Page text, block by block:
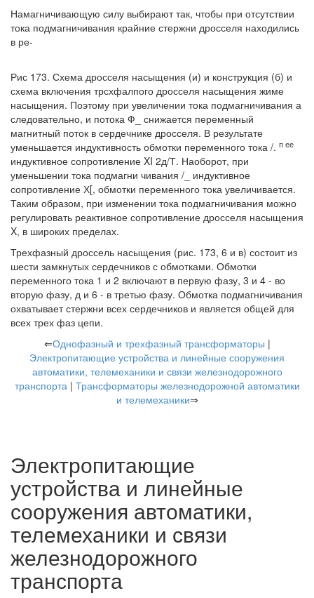
Намагничивающую силу выбирают так, чтобы при отсутствии
тока подмагничивания крайние стержни дросселя находились
в ре-
Рис 173. Схема дросселя насыщения (и) и конструкция (б) и
схема включения трсхфалпого дросселя насыщения жиме
насыщения. Поэтому при увеличении тока подмагничивания а
следовательно, и потока Ф_ снижается переменный
магнитный поток в сердечнике дросселя. В результате
уменьшается индуктивность обмотки переменного тока /. п ее
индуктивное сопротивление XI 2д/Т. Наоборот, при
уменьшении тока подмагни чивания /_ индуктивное
сопротивление Х[, обмотки переменного тока увеличивается.
Таким образом, при изменении тока подмагничивания можно
регулировать реактивное сопротивление дросселя насыщения
X, в широких пределах.
Трехфазный дроссель насыщения (рис. 173, 6 и в) состоит из
шести замкнутых сердечников с обмотками. Обмотки
переменного тока 1 и 2 включают в первую фазу, 3 и 4 - во
вторую фазу, д и 6 - в третью фазу. Обмотка подмагничивания
охватывает стержни всех сердечников и является общей для
всех трех фаз цепи.
⇐Однофазный и трехфазный трансформаторы |
Электропитающие устройства и линейные сооружения
автоматики, телемеханики и связи железнодорожного
транспорта| Трансформаторы железнодорожной автоматики
и телемеханики⇒
Электропитающие
устройства и линейные
сооружения автоматики,
телемеханики и связи
железнодорожного
транспорта